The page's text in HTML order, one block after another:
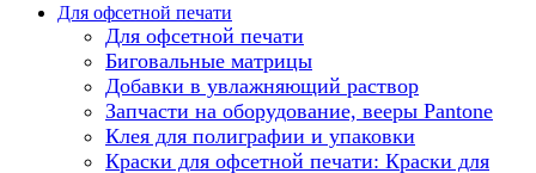
Для офсетной печати
Для офсетной печати
Биговальные матрицы
Добавки в увлажняющий раствор
Запчасти на оборудование, вееры Pantone
Клея для полиграфии и упаковки
Краски для офсетной печати: Краски для